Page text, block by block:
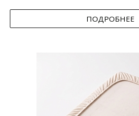
ПОДРОБНЕЕ